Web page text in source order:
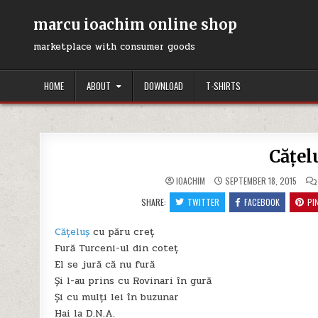
marcu ioachim online shop
marketplace with consumer goods
HOME ABOUT DOWNLOAD T-SHIRTS
IOACHIM SEPTEMBER 18, 2015
SHARE:
TWITTER FACEBOOK
Cățeluș cu păru creț
Fură Turceni-ul din coteț
El se jură că nu fură
Și l-au prins cu Rovinari în gură
Și cu mulți lei în buzunar
Hai la D.N.A.